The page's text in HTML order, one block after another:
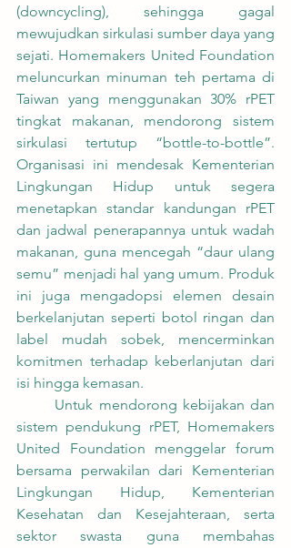
(downcycling), sehingga gagal
mewujudkan sirkulasi sumber daya yang
sejati. Homemakers United Foundation
meluncurkan minuman teh pertama di
Taiwan yang menggunakan 30% rPET
tingkat makanan, mendorong sistem
sirkulasi tertutup “bottle-to-bottle”.
Organisasi ini mendesak Kementerian
Lingkungan Hidup untuk segera
menetapkan standar kandungan rPET
dan jadwal penerapannya untuk wadah
makanan, guna mencegah “daur ulang
semu” menjadi hal yang umum. Produk
ini juga mengadopsi elemen desain
berkelanjutan seperti botol ringan dan
label mudah sobek, mencerminkan
komitmen terhadap keberlanjutan dari
isi hingga kemasan.
sistem pendukung rPET, Homemakers
United Foundation menggelar forum
bersama perwakilan dari Kementerian
Lingkungan Hidup, Kementerian
Kesehatan dan Kesejahteraan, serta
sektor swasta guna membahas